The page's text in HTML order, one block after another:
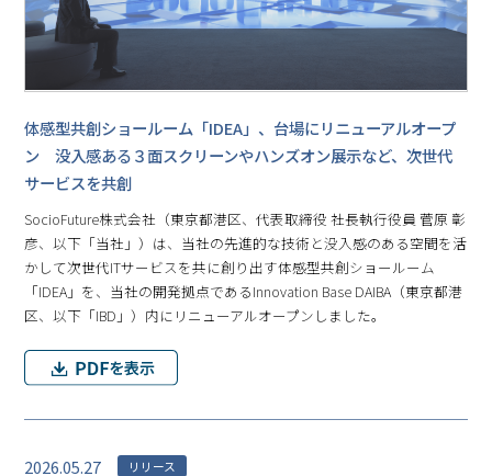
体感型共創ショールーム「IDEA」、台場にリニューアルオープ
ン 没入感ある３面スクリーンやハンズオン展示など、次世代
サービスを共創
SocioFuture株式会社（東京都港区、代表取締役 社長執行役員 菅原 彰
彦、以下「当社」）は、当社の先進的な技術と没入感のある空間を活
かして次世代ITサービスを共に創り出す体感型共創ショールーム
「IDEA」を、当社の開発拠点であるInnovation Base DAIBA（東京都港
区、以下「IBD」）内にリニューアルオープンしました。
2026.05.27 リリース